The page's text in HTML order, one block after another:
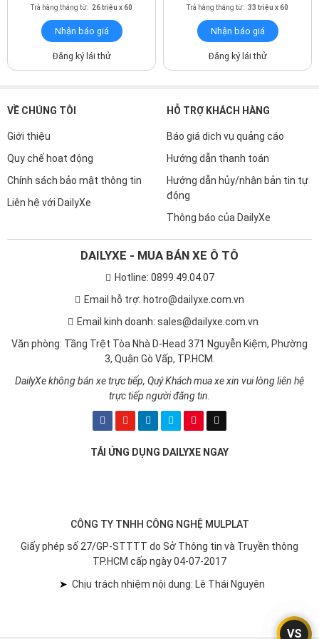
Ghế ngồi êm ái và nhiều chức năng điều khiển
Hàng ghế sau có đầy đủ 3 tựa đầu tích hợp bệ tỳ tay trong lưng
ghế giữa. Dù không thể điều chỉnh tiến lùi nhưng hành khách vẫn
có được khoảng duỗi chân rộng rãi cùng khoảng trần thoáng.
Subaru Forester sở hữu dung tích khoang hành lý tiêu chuẩn đạt
1.003L đáp ứng tốt nhu cầu du lịch dài ngày cho cả 5 hành khách
trên xe. Khi gập phẳng hàng ghế thứ 2 theo tỷ lệ 60:40, con số
này tăng lên đến 2.008L.
Trả hàng tháng từ: 26 triệu x 60
Nhận báo giá
Đăng ký lái thử
Trả hàng tháng từ: 33 triệu x 60
Nhận báo giá
Đăng ký lái thử
VS
VỀ CHÚNG TÔI
Giới thiệu
Quy chế hoạt động
Chính sách bảo mật thông tin
Liên hệ với DailyXe
HỖ TRỢ KHÁCH HÀNG
Báo giá dịch vụ quảng cáo
Hướng dẫn thanh toán
Hướng dẫn hủy/nhận bản tin tự
động
Thông báo của DailyXe
DAILYXE - MUA BÁN XE Ô TÔ
Hotline: 0899.49.04.07
Email hỗ trợ: hotro@dailyxe.com.vn
Email kinh doanh: sales@dailyxe.com.vn
Văn phòng: Tầng Trệt Tòa Nhà D-Head 371 Nguyễn Kiệm, Phường
3, Quận Gò Vấp, TP.HCM.
DailyXe không bán xe trực tiếp, Quý Khách mua xe xin vui lòng liên hệ
trực tiếp người đăng tin.
TẢI ỨNG DỤNG DAILYXE NGAY
CÔNG TY TNHH CÔNG NGHỆ MULPLAT
Giấy phép số 27/GP-STTTT do Sở Thông tin và Truyền thông
TP.HCM cấp ngày 04-07-2017
➤ Chịu trách nhiệm nội dung: Lê Thái Nguyên